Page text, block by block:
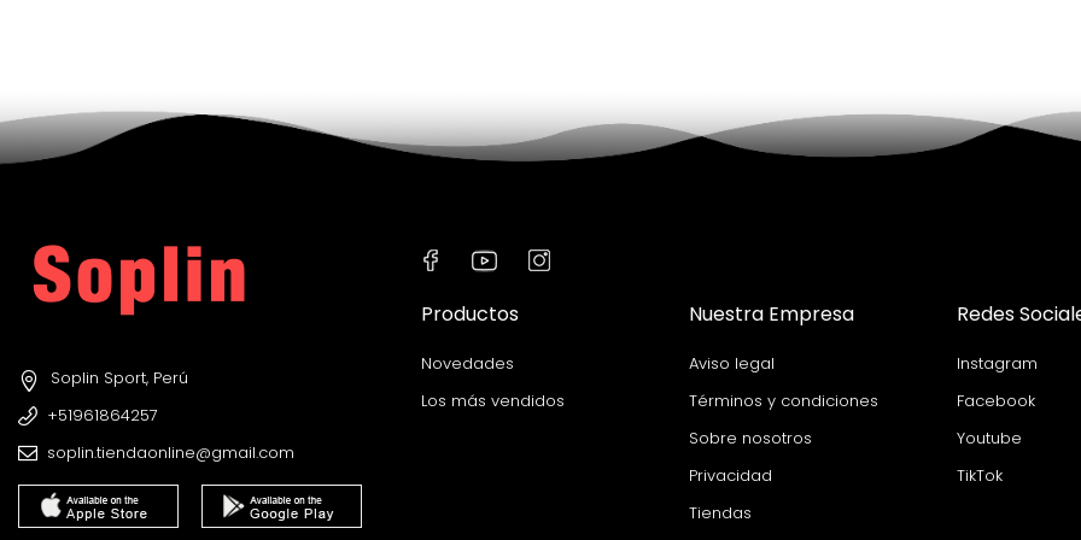
Soplin Sport, Perú
+51961864257
soplin.tiendaonline@gmail.com
Productos
Novedades
Los más vendidos
Nuestra Empresa
Aviso legal
Términos y condiciones
Sobre nosotros
Privacidad
Tiendas
Redes
Instagram
Facebook
Youtube
TikTok